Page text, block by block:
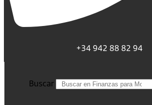
+34 942 88 82 94
Buscar